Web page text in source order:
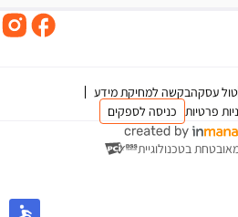
עסקהבקשה למחיקת מידע
פרטיות כניסה לספקים
בטכנולוגיית